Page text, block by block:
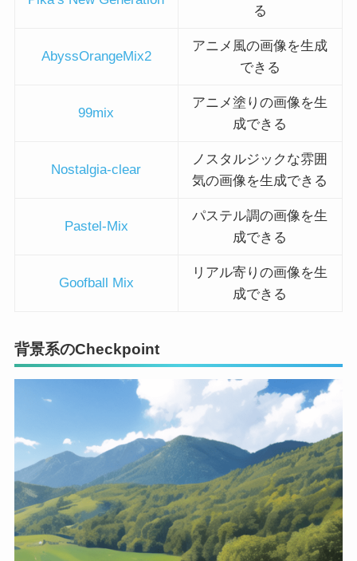
る
AbyssOrangeMix2
アニメ風の画像を生成
できる
99mix
アニメ塗りの画像を生
成できる
Nostalgia-clear
ノスタルジックな雰囲
気の画像を生成できる
Pastel-Mix
パステル調の画像を生
成できる
Goofball Mix
リアル寄りの画像を生
成できる
背景系のCheckpoint